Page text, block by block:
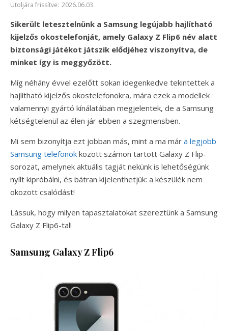
Utoljára frissítve: 2026.06.03.
Sikerült letesztelnünk a Samsung legújabb hajlítható
kijelzős okostelefonját, amely Galaxy Z Flip6 név alatt
biztonsági játékot játszik elődjéhez viszonyítva, de
minket így is meggyőzött.
Míg néhány évvel ezelőtt sokan idegenkedve tekintettek a
hajlítható kijelzős okostelefonokra, mára ezek a modellek
valamennyi gyártó kínálatában megjelentek, de a Samsung
kétségtelenül az élen jár ebben a szegmensben.
Mi sem bizonyítja ezt jobban más, mint a ma már a legjobb
Samsung telefonok között számon tartott Galaxy Z Flip-
sorozat, amelynek aktuális tagját nekünk is lehetőségünk
nyílt kipróbálni, és bátran kijelenthetjük: a készülék nem
okozott csalódást!
Lássuk, hogy milyen tapasztalatokat szereztünk a Samsung
Galaxy Z Flip6-tal!
Samsung Galaxy Z Flip6